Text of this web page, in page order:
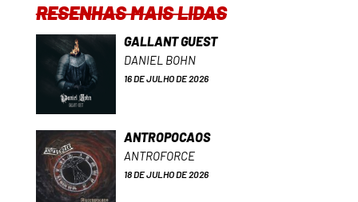
RESENHAS MAIS LIDAS
GALLANT GUEST
DANIEL BOHN
16 DE JULHO DE 2026
ANTROPOCAOS
ANTROFORCE
18 DE JULHO DE 2026